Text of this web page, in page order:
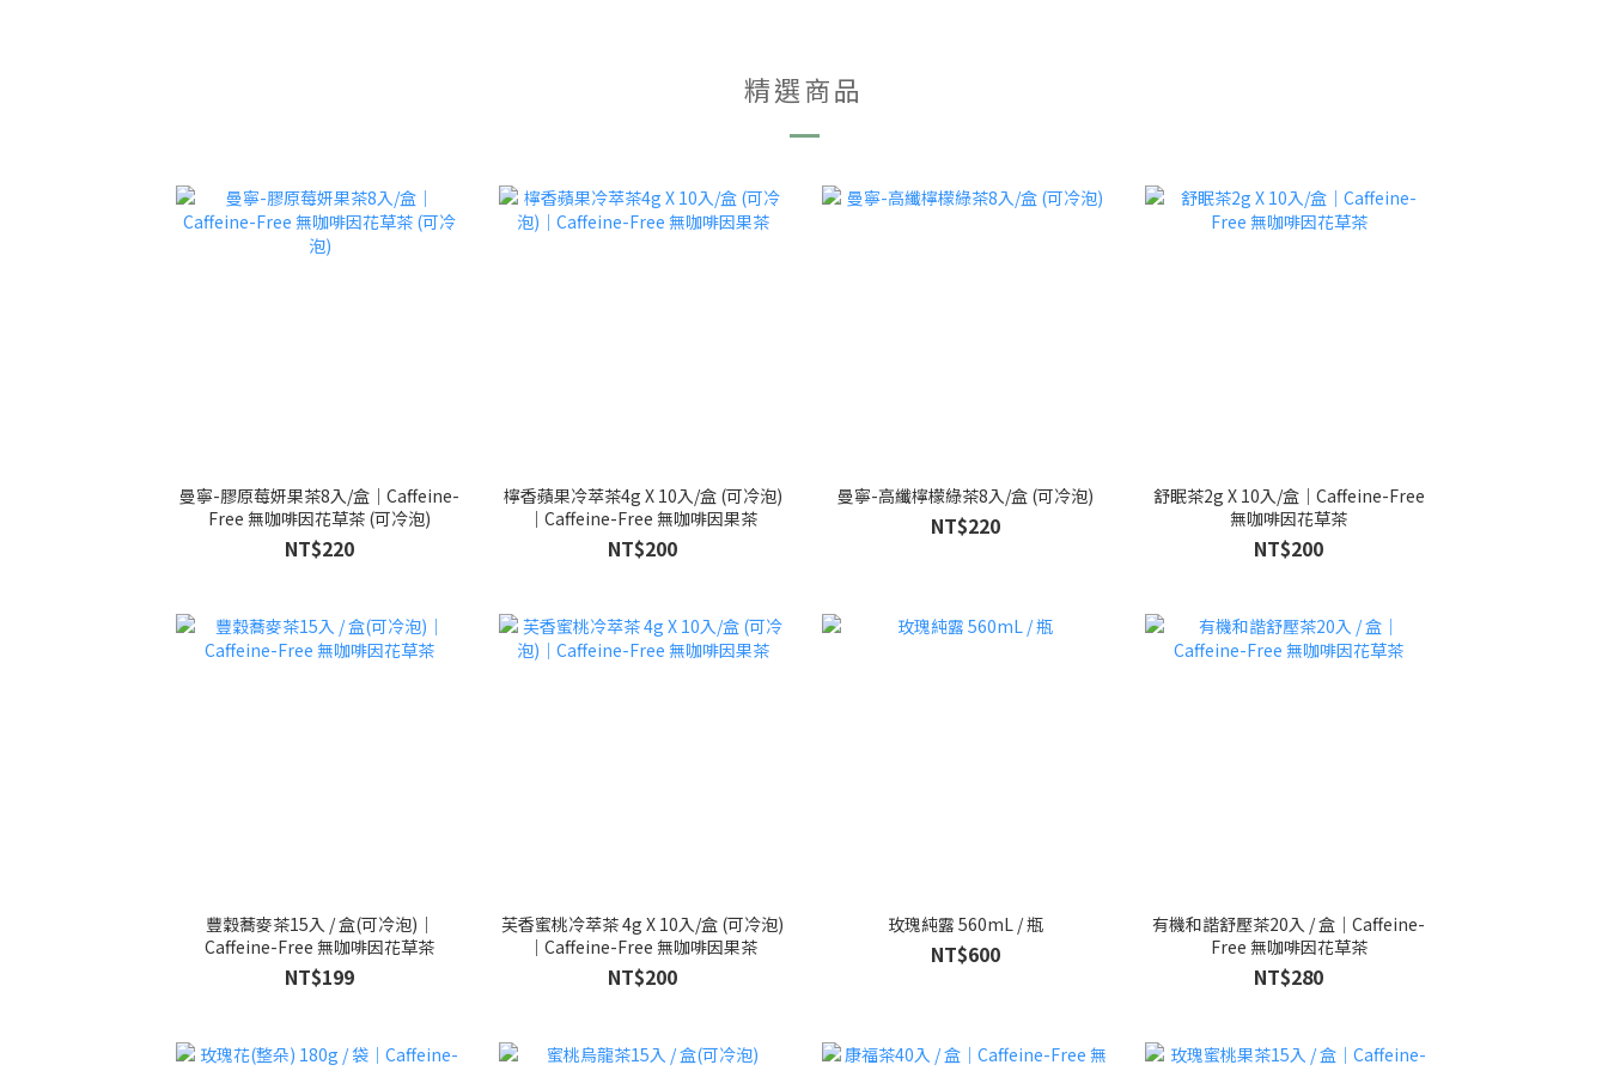
精選商品
曼寧-膠原莓妍果茶8入/盒｜Caffeine-
Free 無咖啡因花草茶 (可冷泡)
NT$220
檸香蘋果冷萃茶4g X 10入/盒 (可冷泡)
｜Caffeine-Free 無咖啡因果茶
NT$200
曼寧-高纖檸檬綠茶8入/盒 (可冷泡)
NT$220
舒眠茶2g X 10入/盒｜Caffeine-Free
無咖啡因花草茶
NT$200
豐穀蕎麥茶15入 / 盒(可冷泡)｜
Caffeine-Free 無咖啡因花草茶
NT$199
芙香蜜桃冷萃茶 4g X 10入/盒 (可冷泡)
｜Caffeine-Free 無咖啡因果茶
NT$200
玫瑰純露 560mL / 瓶
NT$600
有機和諧舒壓茶20入 / 盒｜Caffeine-
Free 無咖啡因花草茶
NT$280